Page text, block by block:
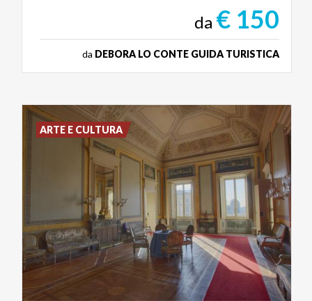
da € 150
da DEBORA LO CONTE GUIDA TURISTICA
ARTE E CULTURA